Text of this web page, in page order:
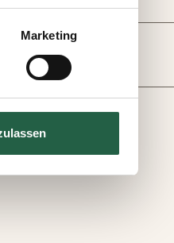
entscheiden,
Marketing